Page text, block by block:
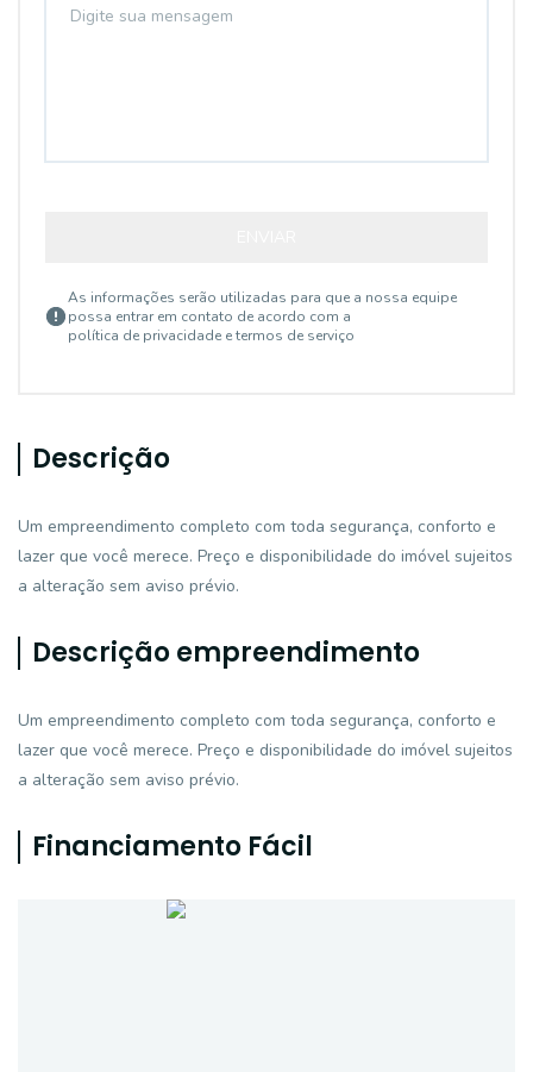
As informações serão utilizadas para que a nossa equipe
possa entrar em contato de acordo com a
política de privacidade e termos de serviço
Descrição
Um empreendimento completo com toda segurança, conforto e
lazer que você merece. Preço e disponibilidade do imóvel sujeitos
a alteração sem aviso prévio.
Descrição empreendimento
Um empreendimento completo com toda segurança, conforto e
lazer que você merece. Preço e disponibilidade do imóvel sujeitos
a alteração sem aviso prévio.
Financiamento Fácil